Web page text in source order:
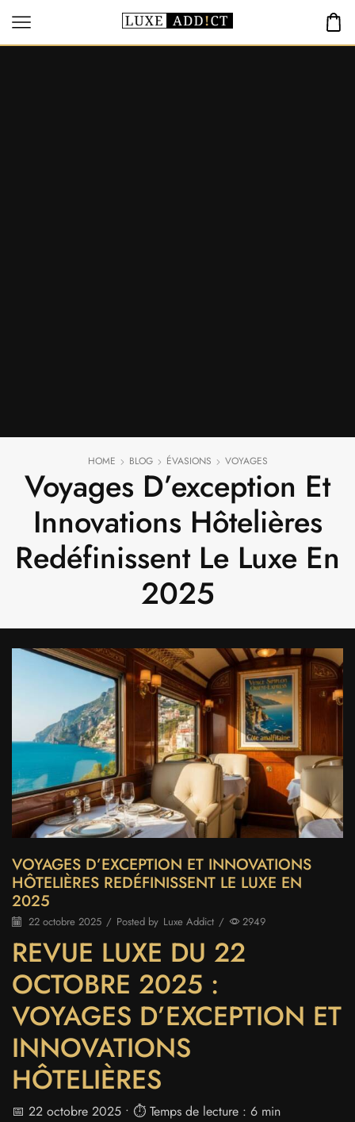
HOME BLOG ÉVASIONS VOYAGES
Voyages D’exception Et
Innovations Hôtelières
Redéfinissent Le Luxe En
2025
VOYAGES D’EXCEPTION ET INNOVATIONS
HÔTELIÈRES REDÉFINISSENT LE LUXE EN
2025
22 octobre 2025 / Posted by Luxe Addict / 2949
REVUE LUXE DU 22
OCTOBRE 2025 :
VOYAGES D’EXCEPTION ET
INNOVATIONS
HÔTELIÈRES
📅 22 octobre 2025 • ⏱️ Temps de lecture : 6 min